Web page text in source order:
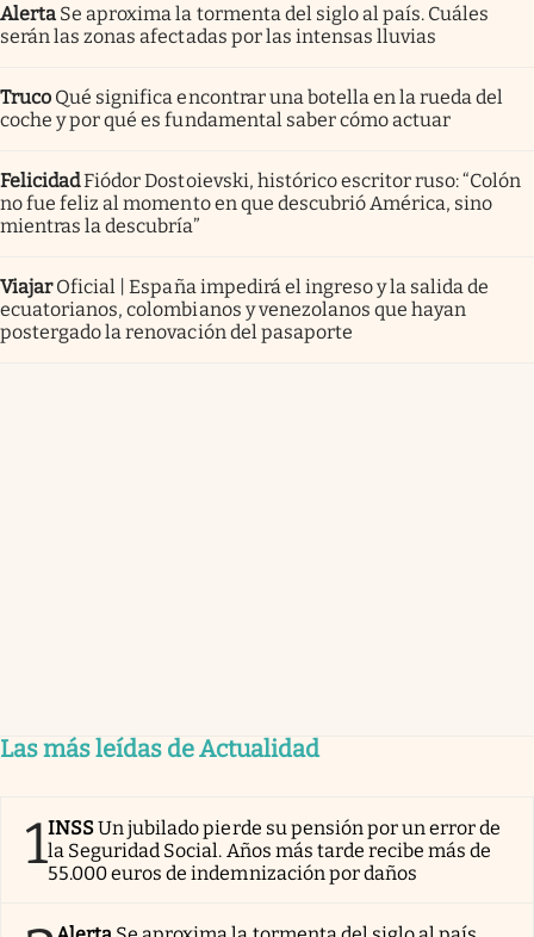
Alerta Se aproxima la tormenta del siglo al país. Cuáles
serán las zonas afectadas por las intensas lluvias
Truco Qué significa encontrar una botella en la rueda del
coche y por qué es fundamental saber cómo actuar
FelicidadFiódor Dostoievski, histórico escritor ruso: “Colón
no fue feliz al momento en que descubrió América, sino
mientras la descubría”
Viajar Oficial | España impedirá el ingreso y la salida de
ecuatorianos, colombianos y venezolanos que hayan
postergado la renovación del pasaporte
Las más leídas de Actualidad
1INSSUn jubilado pierde su pensión por un error de
la Seguridad Social. Años más tarde recibe más de
55.000 euros de indemnización por daños